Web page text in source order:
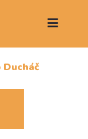
Ducháč